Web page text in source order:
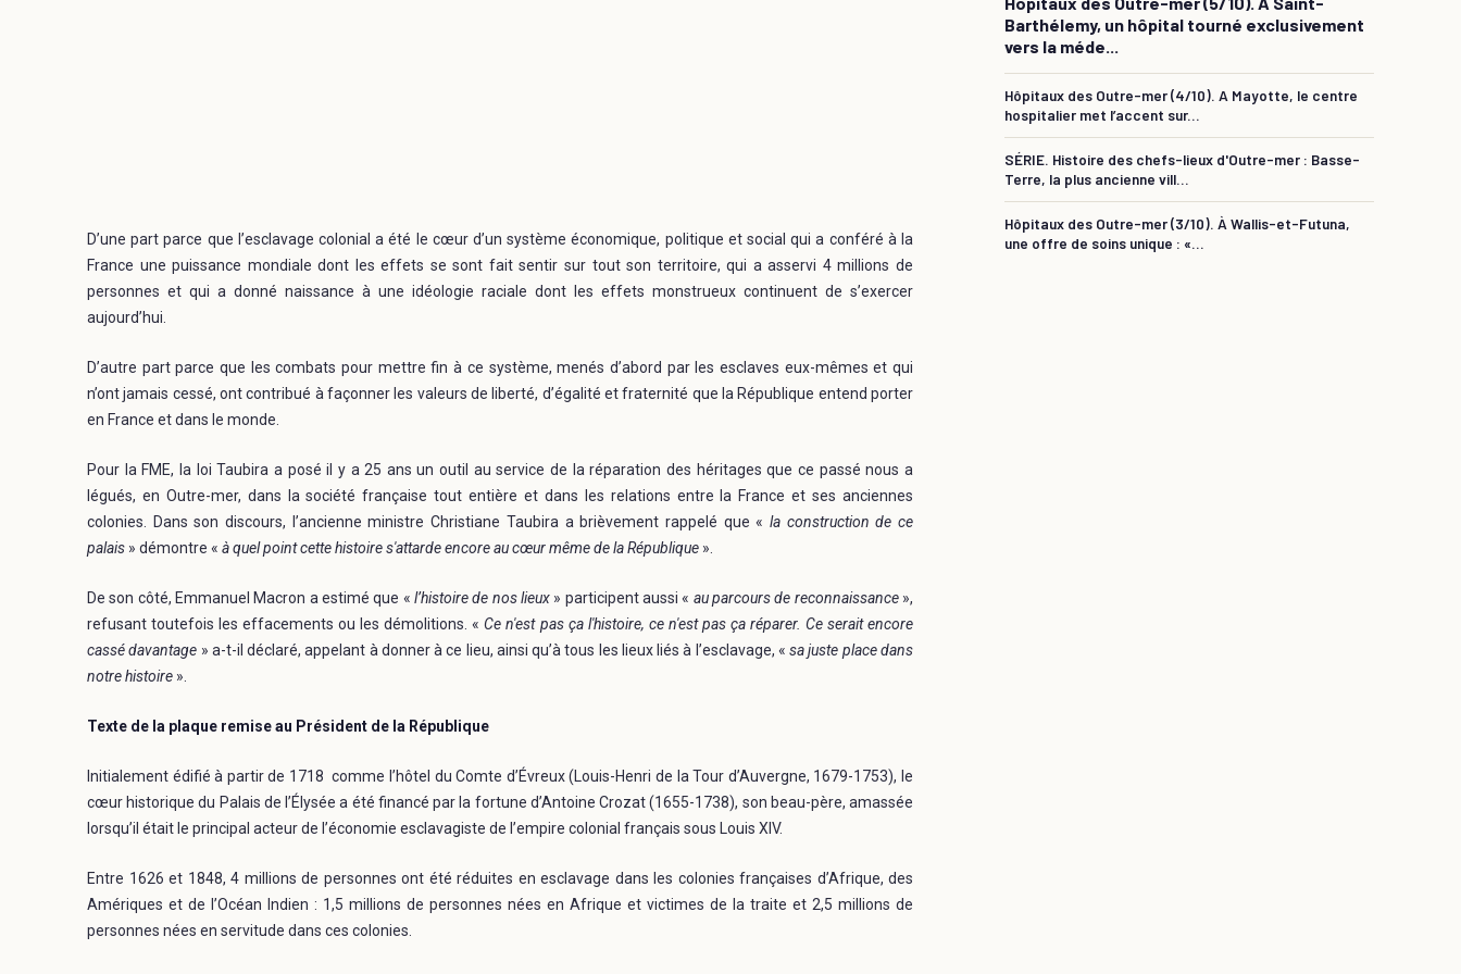
D’une part parce que l’esclavage colonial a été le cœur d’un système économique, politique et social qui a conféré à la
France une puissance mondiale dont les effets se sont fait sentir sur tout son territoire, qui a asservi 4 millions de
personnes et qui a donné naissance à une idéologie raciale dont les effets monstrueux continuent de s’exercer
aujourd’hui.
D’autre part parce que les combats pour mettre fin à ce système, menés d’abord par les esclaves eux-mêmes et qui
n’ont jamais cessé, ont contribué à façonner les valeurs de liberté, d’égalité et fraternité que la République entend porter
en France et dans le monde.
Pour la FME, la loi Taubira a posé il y a 25 ans un outil au service de la réparation des héritages que ce passé nous a
légués, en Outre-mer, dans la société française tout entière et dans les relations entre la France et ses anciennes
colonies. Dans son discours, l’ancienne ministre Christiane Taubira a brièvement rappelé que « la construction de ce
palais » démontre « à quel point cette histoire s'attarde encore au cœur même de la République ».
De son côté, Emmanuel Macron a estimé que « l’histoire de nos lieux » participent aussi « au parcours de reconnaissance »,
refusant toutefois les effacements ou les démolitions. «Ce n'est pas ça l'histoire, ce n'est pas ça réparer. Ce serait encore
cassé davantage » a-t-il déclaré, appelant à donner à ce lieu, ainsi qu’à tous les lieux liés à l’esclavage, «sa juste place dans
notre histoire ».
Texte de la plaque remise au Président de la République
Initialement édifié à partir de 1718 comme l’hôtel du Comte d’Évreux (Louis-Henri de la Tour d’Auvergne, 1679-1753), le
cœur historique du Palais de l’Élysée a été financé par la fortune d’Antoine Crozat (1655-1738), son beau-père, amassée
lorsqu’il était le principal acteur de l’économie esclavagiste de l’empire colonial français sous Louis XIV.
Entre 1626 et 1848, 4 millions de personnes ont été réduites en esclavage dans les colonies françaises d’Afrique, des
Amériques et de l’Océan Indien : 1,5 millions de personnes nées en Afrique et victimes de la traite et 2,5 millions de
personnes nées en servitude dans ces colonies.
Barthélemy, un hôpital tourné exclusivement
vers la méde...
Hôpitaux des Outre-mer (4/10). A Mayotte, le centre
hospitalier met l’accent sur...
SÉRIE. Histoire des chefs-lieux d'Outre-mer : Basse-
Terre, la plus ancienne vill...
Hôpitaux des Outre-mer (3/10). À Wallis-et-Futuna,
une offre de soins unique : «...